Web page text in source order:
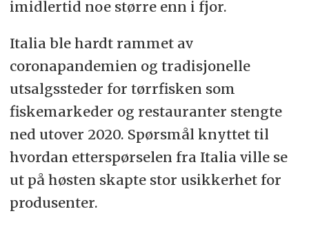
imidlertid noe større enn i fjor.
Italia ble hardt rammet av
coronapandemien og tradisjonelle
utsalgssteder for tørrfisken som
fiskemarkeder og restauranter stengte
ned utover 2020. Spørsmål knyttet til
hvordan etterspørselen fra Italia ville se
ut på høsten skapte stor usikkerhet for
produsenter.